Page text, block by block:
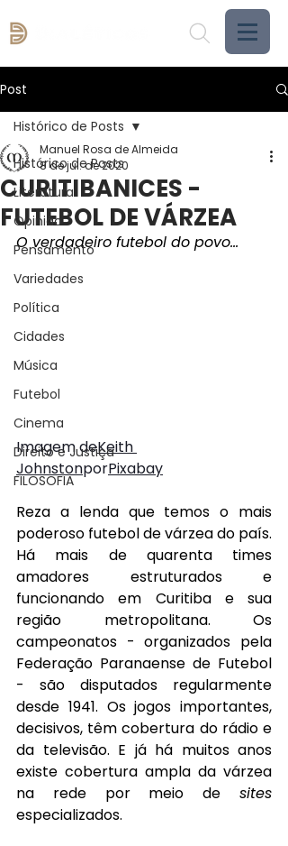
Post
Histórico de Posts
Literatura
Opinião
Pensamento
Variedades
Política
Cidades
Música
Futebol
Cinema
Direito e Justiça
FILOSOFIA
Histórico de Posts
CURITIBANICES -
FUTEBOL DE VÁRZEA
Manuel Rosa de Almeida
8 de jul. de 2020
O verdadeiro futebol do povo...
Imagem deKeith
JohnstonporPixabay
Reza a lenda que temos o mais
poderoso futebol de várzea do país.
Há mais de quarenta times
amadores estruturados e
funcionando em Curitiba e sua
região metropolitana. Os
campeonatos - organizados pela
Federação Paranaense de Futebol
- são disputados regularmente
desde 1941. Os jogos importantes,
decisivos, têm cobertura do rádio e
da televisão. E já há muitos anos
existe cobertura ampla da várzea
na rede por meio de
especializados.